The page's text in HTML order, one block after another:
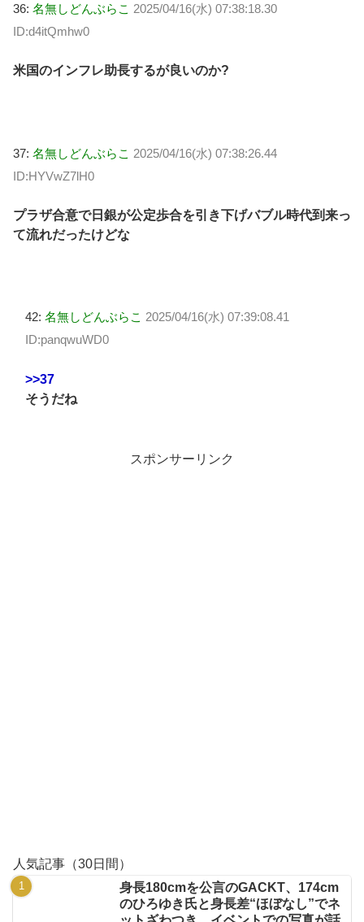
36: 名無しどんぶらこ 2025/04/16(水) 07:38:18.30
ID:d4itQmhw0
米国のインフレ助長するが良いのか?
37: 名無しどんぶらこ 2025/04/16(水) 07:38:26.44
ID:HYVwZ7lH0
プラザ合意で日銀が公定歩合を引き下げバブル時代到来っ
て流れだったけどな
42: 名無しどんぶらこ 2025/04/16(水) 07:39:08.41
ID:panqwuWD0
>>37
そうだね
スポンサーリンク
人気記事（30日間）
身長180cmを公言のGACKT、174cm
のひろゆき氏と身長差“ほぼなし”でネ